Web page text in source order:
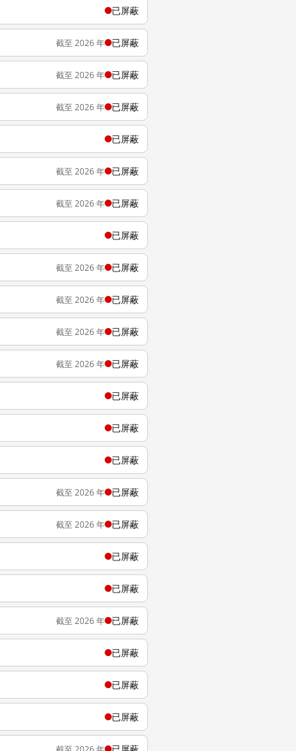
已屏蔽
截至 2026 年 已屏蔽
截至 2026 年 已屏蔽
截至 2026 年 已屏蔽
已屏蔽
截至 2026 年 已屏蔽
截至 2026 年 已屏蔽
已屏蔽
截至 2026 年 已屏蔽
截至 2026 年 已屏蔽
截至 2026 年 已屏蔽
截至 2026 年 已屏蔽
已屏蔽
已屏蔽
已屏蔽
截至 2026 年 已屏蔽
截至 2026 年 已屏蔽
已屏蔽
已屏蔽
截至 2026 年 已屏蔽
已屏蔽
已屏蔽
已屏蔽